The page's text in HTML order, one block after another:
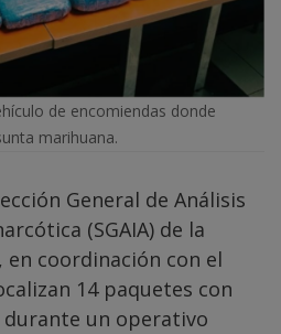
de encomiendas donde
marihuana.
General de Análisis
(SGAIA) de la
en coordinación con el
14 paquetes con
un operativo